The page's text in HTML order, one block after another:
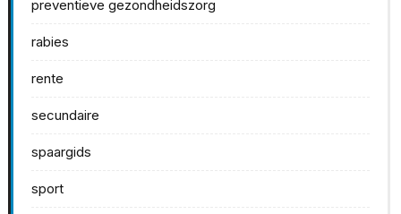
preventieve gezondheidszorg
rabies
rente
secundaire
spaargids
sport